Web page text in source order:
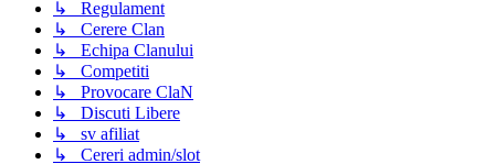
↳ Regulament
↳ Cerere Clan
↳ Echipa Clanului
↳ Competiti
↳ Provocare ClaN
↳ Discuti Libere
↳ sv afiliat
↳ Cereri admin/slot